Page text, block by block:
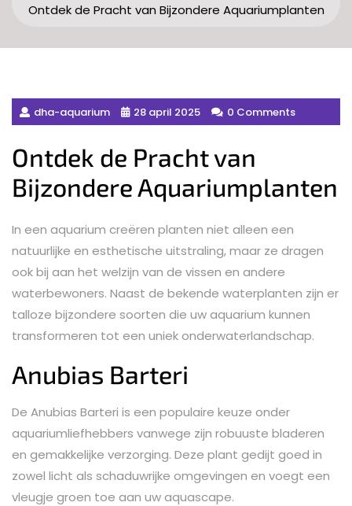
Ontdek de Pracht van Bijzondere Aquariumplanten
dha-aquarium 28 april 2025 0 Comments
Ontdek de Pracht van
Bijzondere Aquariumplanten
In een aquarium creëren planten niet alleen een
natuurlijke en esthetische uitstraling, maar ze dragen
ook bij aan het welzijn van de vissen en andere
waterbewoners. Naast de bekende waterplanten zijn er
talloze bijzondere soorten die uw aquarium kunnen
transformeren tot een uniek onderwaterlandschap.
Anubias Barteri
De Anubias Barteri is een populaire keuze onder
aquariumliefhebbers vanwege zijn robuuste bladeren
en gemakkelijke verzorging. Deze plant gedijt goed in
zowel licht als schaduwrijke omgevingen en voegt een
vleugje groen toe aan uw aquascape.